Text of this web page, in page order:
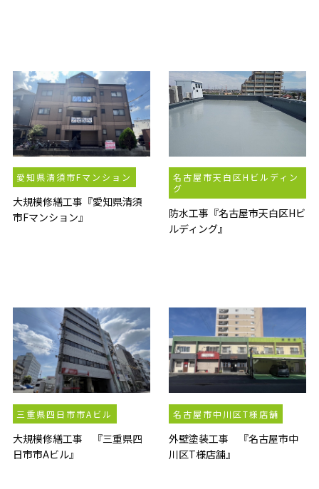
愛知県清須市Fマンション
大規模修繕工事『愛知県清須
市Fマンション』
名古屋市天白区Hビルディン
グ
防水工事『名古屋市天白区Hビ
ルディング』
三重県四日市市Aビル
大規模修繕工事 『三重県四
日市市Aビル』
名古屋市中川区T様店舗
外壁塗装工事 『名古屋市中
川区T様店舗』